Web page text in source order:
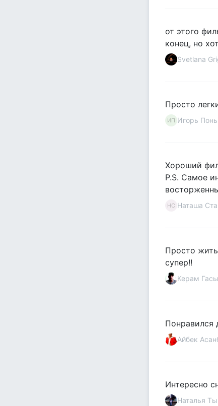
от этого
конец, но
Svetlana
Просто
ИП Игорь
Хороший
P.S. Самое
НС Наташа
Просто
супер!!
Керам
Понравился
Айбек
Интересно
Наталья